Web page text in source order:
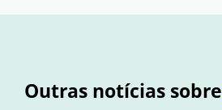
Outras notícias sobre